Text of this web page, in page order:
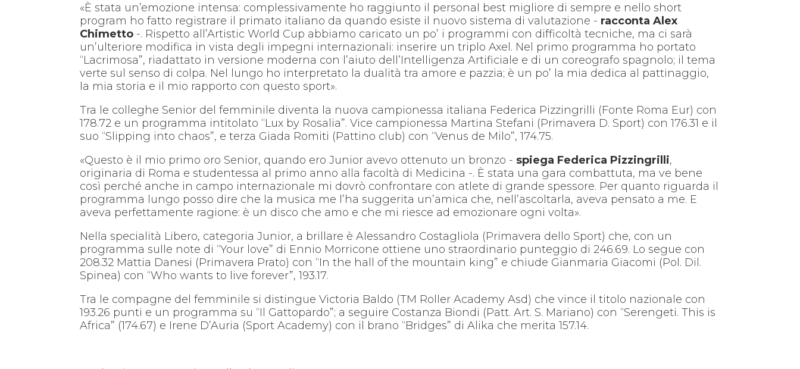
«È stata un’emozione intensa: complessivamente ho raggiunto il personal best migliore di sempre e nello short
program ho fatto registrare il primato italiano da quando esiste il nuovo sistema di valutazione - racconta Alex
Chimetto -. Rispetto all’Artistic World Cup abbiamo caricato un po’ i programmi con difficoltà tecniche, ma ci sarà
un’ulteriore modifica in vista degli impegni internazionali: inserire un triplo Axel. Nel primo programma ho portato
“Lacrimosa”, riadattato in versione moderna con l’aiuto dell’Intelligenza Artificiale e di un coreografo spagnolo; il tema
verte sul senso di colpa. Nel lungo ho interpretato la dualità tra amore e pazzia; è un po’ la mia dedica al pattinaggio,
la mia storia e il mio rapporto con questo sport».
Tra le colleghe Senior del femminile diventa la nuova campionessa italiana Federica Pizzingrilli (Fonte Roma Eur) con
178.72 e un programma intitolato “Lux by Rosalia”. Vice campionessa Martina Stefani (Primavera D. Sport) con 176.31 e il
suo “Slipping into chaos”, e terza Giada Romiti (Pattino club) con “Venus de Milo”, 174.75.
«Questo è il mio primo oro Senior, quando ero Junior avevo ottenuto un bronzo - spiega Federica Pizzingrilli,
originaria di Roma e studentessa al primo anno alla facoltà di Medicina -. È stata una gara combattuta, ma ve bene
così perché anche in campo internazionale mi dovrò confrontare con atlete di grande spessore. Per quanto riguarda il
programma lungo posso dire che la musica me l’ha suggerita un’amica che, nell’ascoltarla, aveva pensato a me. E
aveva perfettamente ragione: è un disco che amo e che mi riesce ad emozionare ogni volta».
Nella specialità Libero, categoria Junior, a brillare è Alessandro Costagliola (Primavera dello Sport) che, con un
programma sulle note di “Your love” di Ennio Morricone ottiene uno straordinario punteggio di 246.69. Lo segue con
208.32 Mattia Danesi (Primavera Prato) con “In the hall of the mountain king” e chiude Gianmaria Giacomi (Pol. Dil.
Spinea) con “Who wants to live forever”, 193.17.
Tra le compagne del femminile si distingue Victoria Baldo (TM Roller Academy Asd) che vince il titolo nazionale con
193.26 punti e un programma su “Il Gattopardo”; a seguire Costanza Biondi (Patt. Art. S. Mariano) con “Serengeti. This is
Africa” (174.67) e Irene D’Auria (Sport Academy) con il brano “Bridges” di Alika che merita 157.14.